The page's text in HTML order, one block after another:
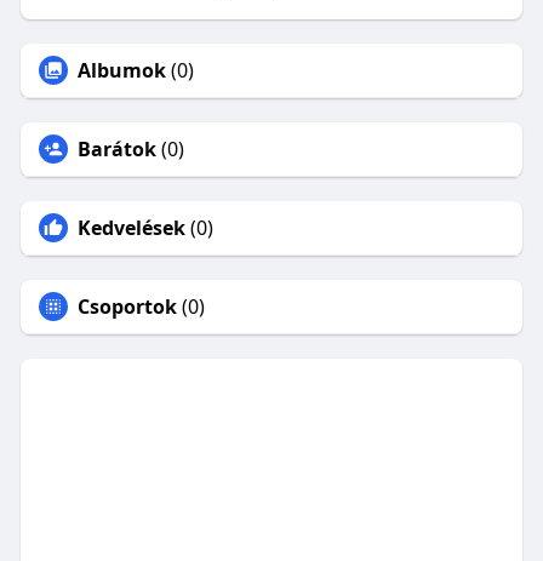
Albumok(0)
Barátok(0)
Kedvelések(0)
Csoportok(0)